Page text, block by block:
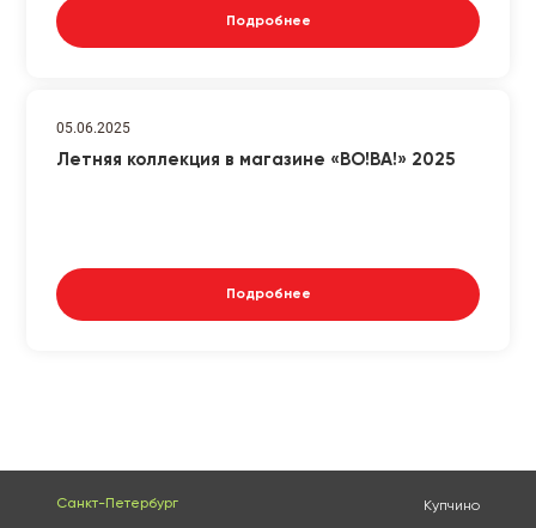
Подробнее
05.06.2025
Летняя коллекция в магазине «ВО!ВА!» 2025
Подробнее
Санкт-Петербург Купчино